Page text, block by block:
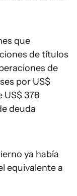
que
de títulos
de
por US$
US$ 378
deuda
ya había
equivalente a